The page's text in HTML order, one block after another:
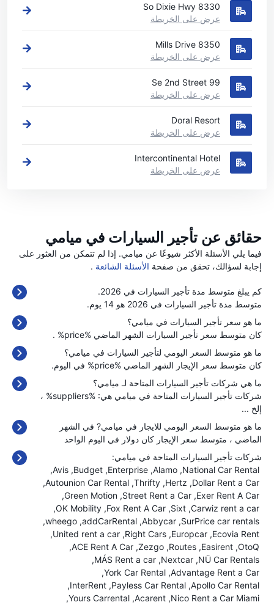
8330 So Dixie Hwy
عرض على الخريطة
8350 Mills Drive
عرض على الخريطة
99 Se 2nd Street
عرض على الخريطة
Doral Resort
عرض على الخريطة
Intercontinental Hotel
عرض على الخريطة
حقائق عن تأجير السيارات في ميامي
فيما يلي الأسئلة الأكثر شيوعًا عن ميامي. إذا لم تتمكن من العثور على
إجابة لسؤالك، تحقق من صفحة الأسئلة الشائعة .
كم يبلغ متوسط مدة تأجير السيارات في 2026.
متوسط مدة تأجير السيارات في 2026 هو 14 يوم.
ما هو سعر تأجير السيارات في ميامي؟
كان متوسط سعر تأجير السيارات الشهر الماضي %price% .
ما هو متوسط السعر اليومي لتأجير السيارات في ميامي؟
كان متوسط سعر الإيجار الشهر الماضي %price% في اليوم.
ما هي شركات تأجير السيارات المتاحة لـ ميامي؟
شركات تأجير السيارات المتاحة في ميامي هي: %suppliers% ،
إلخ ...
ما هو متوسط السعر اليومي للايجار في ميامي? في الشهر
الماضي ، متوسط سعر الإيجار كان دولار في اليوم الواحد
شركات تأجير السيارات المتاحة في ميامي:
National Car Rental
Alamo
Enterprise
Budget
Avis
Dollar Rent a Car
Hertz
Thrifty
Autounion Car Rental
Exer Rent A Car
Street Rent a Car
Green Motion
Carwiz rent a car
Sixt
Fox Rent A Car
OK Mobility
SurPrice car rentals
Abbycar
addCarRental
wheego
Ecovia Rent
Europcar
Right Cars
United rent a car
OtoQ
Easirent
Routes
Zezgo
ACE Rent A Car
NÜ Car Rentals
Nextcar
MÁS Rent a car
Advantage Rent a Car
York Car Rental
Apollo Car Rental
Payless Car Rental
InterRent
Nico Rent a Car Miami
Acarent
Yours Carrental